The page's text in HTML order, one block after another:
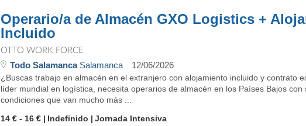
Operario/a de Almacén GXO Logistics +
Incluido
OTTO WORK FORCE
Todo SalamancaSalamanca 12/06/2026
¿Buscas trabajo en almacén en el extranjero con alojamiento incluido y contrato
líder mundial en logística, necesita operarios de almacén en los Países Bajos
condiciones que van mucho más ...
14 € - 16 €
Indefinido Jornada Intensiva